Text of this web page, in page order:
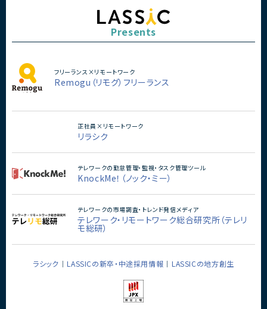
Presents
フリーランス×リモートワーク
Remogu（リモグ）フリーランス
正社員×リモートワーク
リラシク
テレワークの勤怠管理・監視・タスク管理ツール
KnockMe！（ノック・ミー）
テレワークの市場調査・トレンド発信メディア
テレワーク・リモートワーク総合研究所（テレリ
モ総研）
ラシック LASSICの新卒・中途採用情報 LASSICの地方創生